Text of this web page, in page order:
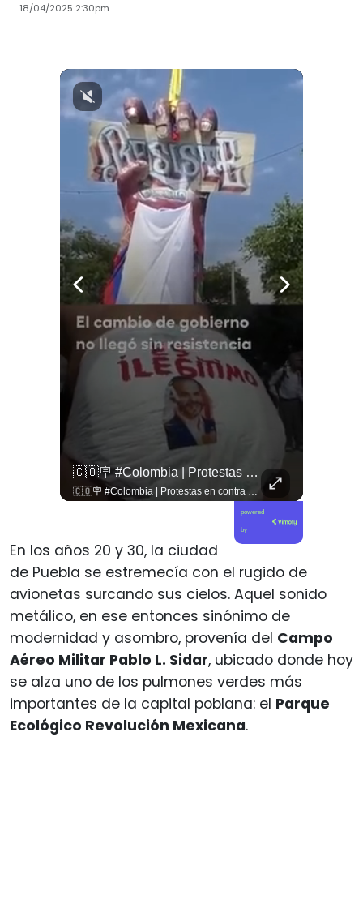
18/04/2025 2:30pm
🇨🇴🪧 #Colombia | Protestas En Contra De La Toma De Posesión De Abelardo Son Lideradas Por Iván Cepeda
🇨🇴🪧 #Colombia | Protestas en contra de la toma de posesión de Abelardo son lideradas por Iván Cepeda
powered
by
En los años 20 y 30, la ciudad
de Puebla se estremecía con el rugido de
avionetas surcando sus cielos. Aquel sonido
metálico, en ese entonces sinónimo de
modernidad y asombro, provenía del Campo
Aéreo Militar Pablo L. Sidar, ubicado donde hoy
se alza uno de los pulmones verdes más
importantes de la capital poblana: el Parque
Ecológico Revolución Mexicana.